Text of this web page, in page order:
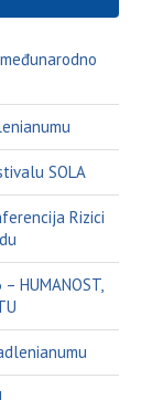
SOLA
Rizici
HUMANOST,